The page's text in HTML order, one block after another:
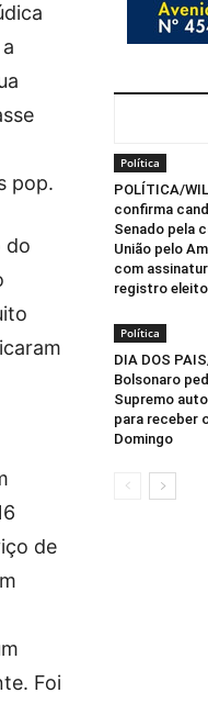
pop.
do
de
Foi
Política
POLÍTICA/
confirma
Senado pela
União pelo
com
registro
Política
DIA DOS
Bolsonaro
Supremo
para receber
Domingo